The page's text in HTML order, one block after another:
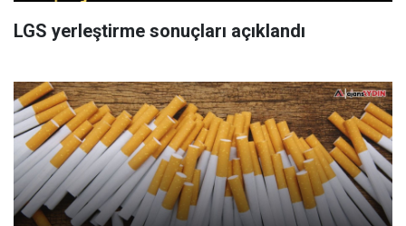
LGS yerleştirme sonuçları açıklandı